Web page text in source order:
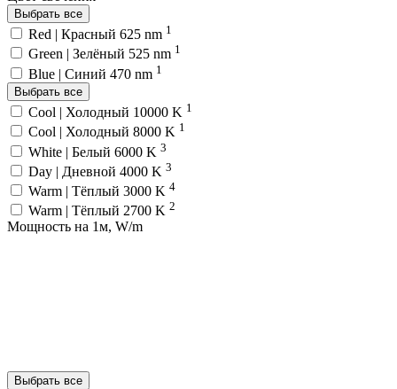
Выбрать все
Red | Красный 625 nm 1
Green | Зелёный 525 nm 1
Blue | Синий 470 nm 1
Выбрать все
Cool | Холодный 10000 K 1
Cool | Холодный 8000 K 1
White | Белый 6000 K 3
Day | Дневной 4000 K 3
Warm | Тёплый 3000 K 4
Warm | Тёплый 2700 K 2
Мощность на 1м, W/m
Выбрать все